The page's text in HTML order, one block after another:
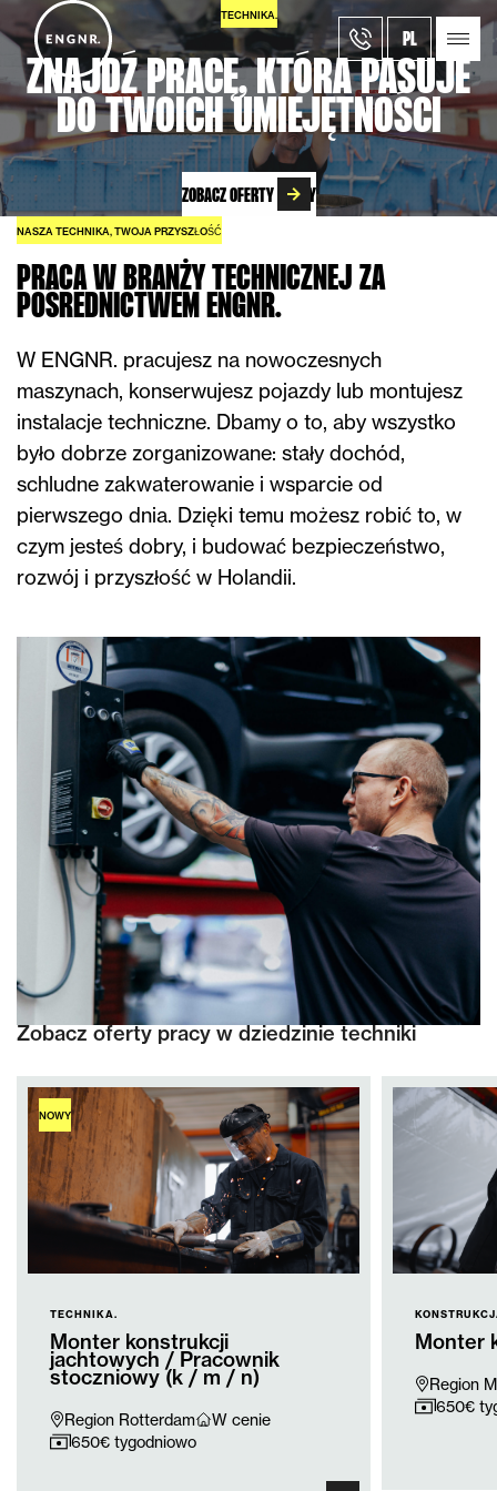
PL
TECHNIKA.
ZNAJDŹ PRACĘ, KTÓRA PASUJE
DO TWOICH UMIEJĘTNOŚCI
ZOBACZ OFERTY PRACY
NASZA TECHNIKA, TWOJA PRZYSZŁOŚĆ
PRACA W BRANŻY TECHNICZNEJ ZA
POŚREDNICTWEM ENGNR.
W ENGNR. pracujesz na nowoczesnych
maszynach, konserwujesz pojazdy lub montujesz
instalacje techniczne. Dbamy o to, aby wszystko
było dobrze zorganizowane: stały dochód,
schludne zakwaterowanie i wsparcie od
pierwszego dnia. Dzięki temu możesz robić to, w
czym jesteś dobry, i budować bezpieczeństwo,
rozwój i przyszłość w Holandii.
Zobacz oferty pracy w dziedzinie techniki
NOWY
TECHNIKA.
Monter konstrukcji
jachtowych / Pracownik
stoczniowy (k / m / n)
Region Rotterdam
W cenie
650€ tygodniowo
Monter
Region
650€